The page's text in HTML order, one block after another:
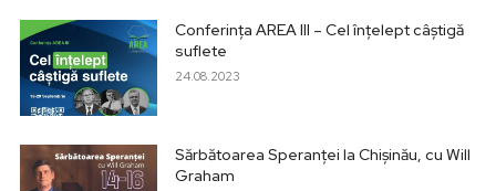
Conferința AREA III – Cel înțelept câștigă
suflete
24.08.2023
Sărbătoarea Speranței la Chișinău, cu Will
Graham